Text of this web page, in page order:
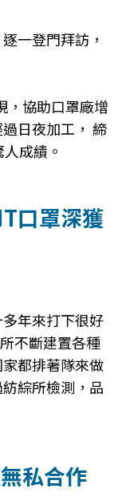
一登門拜訪，
，協助口罩廠增
日夜加工， 締
成績。
口罩深獲
年來打下很好
不斷建置各種
都排著隊來做
綜所檢測，品
私合作